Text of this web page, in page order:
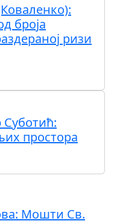
броја
ризи
простора
Мошти Св.